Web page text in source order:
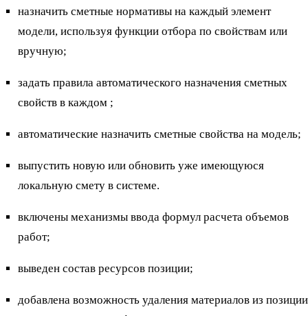
назначить сметные нормативы на каждый элемент
модели, используя функции отбора по свойствам или
вручную;
задать правила автоматического назначения сметных
свойств в каждом ;
автоматические назначить сметные свойства на модель;
выпустить новую или обновить уже имеющуюся
локальную смету в системе.
включены механизмы ввода формул расчета объемов
работ;
выведен состав ресурсов позиции;
добавлена возможность удаления материалов из позиции